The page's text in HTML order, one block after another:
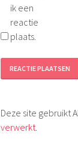
ik een
reactie
plaats.
Deze site gebruikt
verwerkt